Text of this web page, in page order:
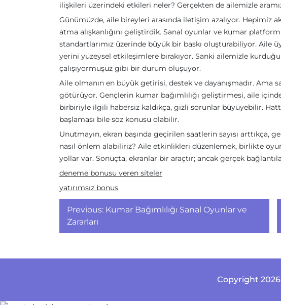
ilişkileri üzerindeki etkileri neler? Gerçekten de ailemizle
Günümüzde, aile bireyleri arasında iletişim azalıyor. Hepimiz
atma alışkanlığını geliştirdik. Sanal oyunlar ve kumar
standartlarımız üzerinde büyük bir baskı oluşturabiliyor. Aile
yerini yüzeysel etkileşimlere bırakıyor. Sanki ailemizle
çalışıyormuşuz gibi bir durum oluşuyor.
Aile olmanın en büyük getirisi, destek ve dayanışmadır. Ama
götürüyor. Gençlerin kumar bağımlılığı geliştirmesi, aile
birbiriyle ilgili habersiz kaldıkça, gizli sorunlar büyüyebilir.
başlaması bile söz konusu olabilir.
Unutmayın, ekran başında geçirilen saatlerin sayısı arttıkça,
nasıl önlem alabiliriz? Aile etkinlikleri düzenlemek, birlikte
yollar var. Sonuçta, ekranlar bir araçtır; ancak gerçek
deneme bonusu veren siteler
yatırımsız bonus
Yazı
gezinmesi
Previous: Kumar Bağımlılığı Sanal Oyunlar ve
Zararları
Copyright